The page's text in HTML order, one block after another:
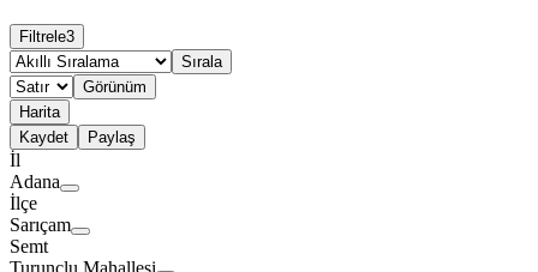
Filtrele3
Sırala
Görünüm
Harita
Kaydet
Paylaş
İl
Adana
İlçe
Sarıçam
Semt
Turunçlu Mahallesi